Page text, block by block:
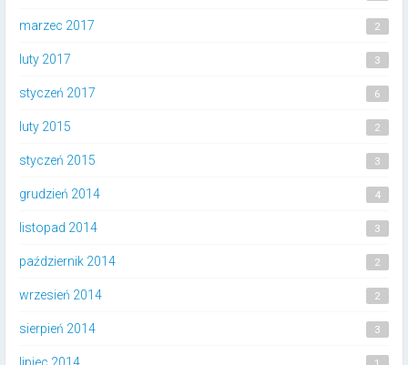
marzec 2017 2
luty 2017 3
styczeń 2017 6
luty 2015 2
styczeń 2015 3
grudzień 2014 4
listopad 2014 3
październik 2014 2
wrzesień 2014 2
sierpień 2014 3